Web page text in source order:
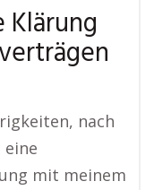
nach
mit meinem